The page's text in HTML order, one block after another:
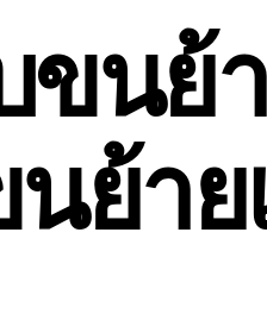
ขนย้
ย้า